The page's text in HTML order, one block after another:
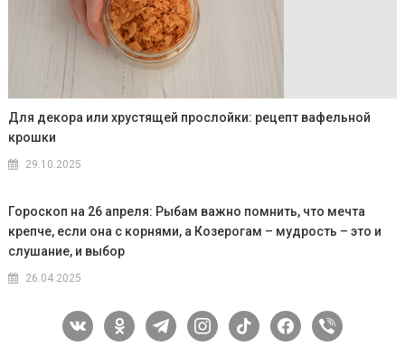
Для декора или хрустящей прослойки: рецепт вафельной
крошки
29.10.2025
Гороскоп на 26 апреля: Рыбам важно помнить, что мечта
крепче, если она с корнями, а Козерогам – мудрость – это и
слушание, и выбор
26.04.2025
vkontakteodnoklassniki
telegraminstagram
tiktok facebook
viber